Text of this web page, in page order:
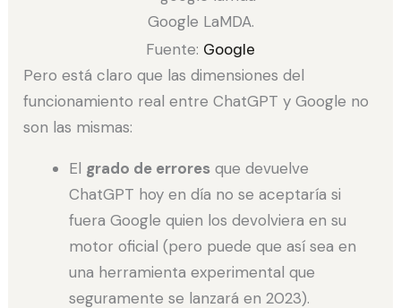
Google LaMDA.
Fuente: Google
Pero está claro que las dimensiones del
funcionamiento real entre ChatGPT y Google no
son las mismas:
El grado de errores que devuelve
ChatGPT hoy en día no se aceptaría si
fuera Google quien los devolviera en su
motor oficial (pero puede que así sea en
una herramienta experimental que
seguramente se lanzará en 2023).